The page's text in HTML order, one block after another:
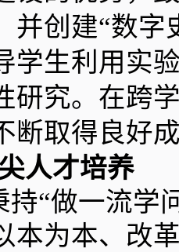
并创建“数字
学生利用实
研究。在跨
断取得良好
人才培养
持“做一流学
本为本、改